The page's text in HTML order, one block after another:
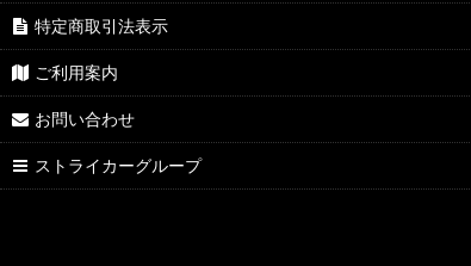
特定商取引法表示
ご利用案内
お問い合わせ
ストライカーグループ